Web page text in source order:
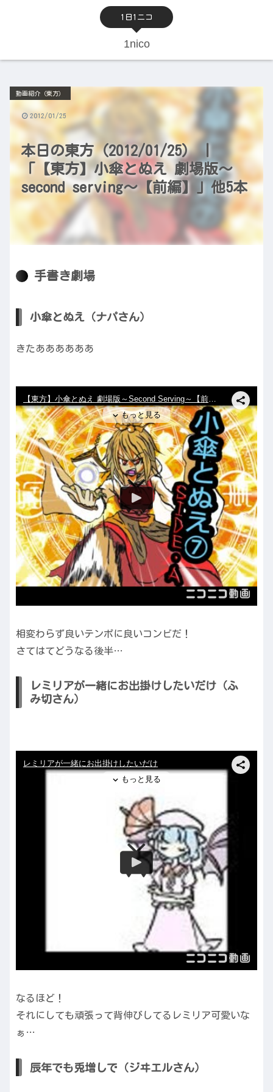
1日1ニコ
1nico
本日の東方（2012/01/25） |
「【東方】小傘とぬえ 劇場版～
second serving～【前編】」他5本
動画紹介（東方）
2012/01/25
手書き劇場
小傘とぬえ（ナパさん）
きたああああああ
相変わらず良いテンポに良いコンビだ！
さてはてどうなる後半…
レミリアが一緒にお出掛けしたいだけ（ふ
み切さん）
なるほど！
それにしても頑張って背伸びしてるレミリア可愛いな
ぁ…
辰年でも兎増しで（ジヰエルさん）